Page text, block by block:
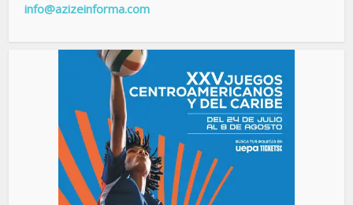
info@azizeinforma.com